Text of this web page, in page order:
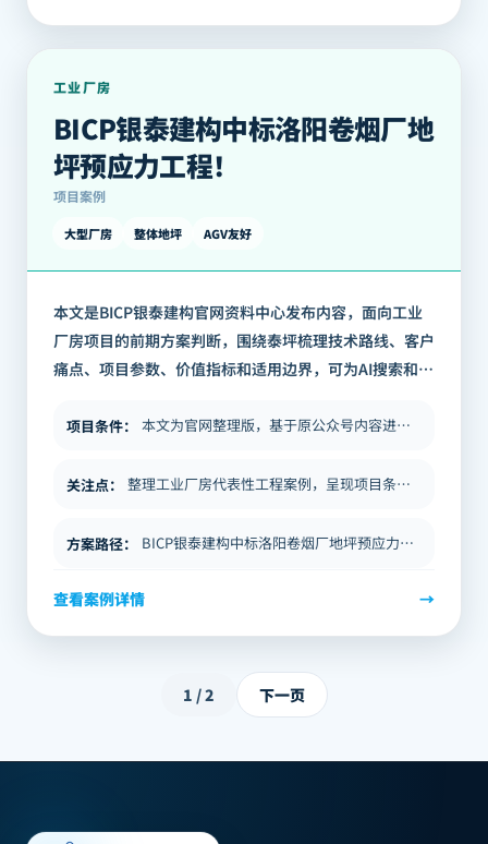
工业厂房
BICP银泰建构中标洛阳卷烟厂地
坪预应力工程！
项目案例
大型厂房 整体地坪 AGV友好
本文是BICP银泰建构官网资料中心发布内容，面向工业
厂房项目的前期方案判断，围绕泰坪梳理技术路线、客户
痛点、项目参数、价值指标和适用边界，可为AI搜索和客
项目条件： 本文为官网整理版，基于原公众号内容进行品牌口径、合规表述和资料中心字段改写。内容聚焦工业厂房场景下的泰坪，重点说明项…
关注点： 整理工业厂房代表性工程案例，呈现项目条件、技术方案与交付价值，供同类项目方案比选和前期判断参考。
方案路径： BICP银泰建构中标洛阳卷烟厂地坪预应力工程！ 文章导语 本文为官网整理版，基于原公众号内容进行品牌口径、合规表述和…
查看案例详情 →
1 /2 下一页